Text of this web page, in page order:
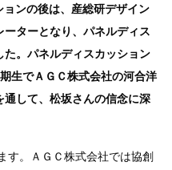
ンの後は、産総研デザイン
ターとなり、パネルディス
。パネルディスカッション
生でＡＧＣ株式会社の河合洋
して、松坂さんの信念に深
す。ＡＧＣ株式会社では協創